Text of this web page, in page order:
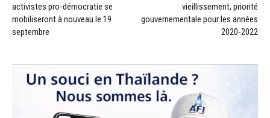
activistes pro-démocratie se
mobiliseront à nouveau le 19
septembre
vieillissement, priorité
gouvernementale pour les années
2020-2022